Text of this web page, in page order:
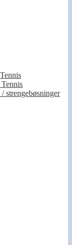
strengebøsninger